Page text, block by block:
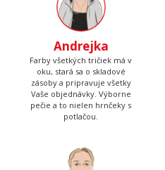
Andrejka
Farby všetkých tričiek má v
oku, stará sa o skladové
zásoby a pripravuje všetky
Vaše objednávky. Výborne
pečie a to nielen hrnčeky s
potlačou.